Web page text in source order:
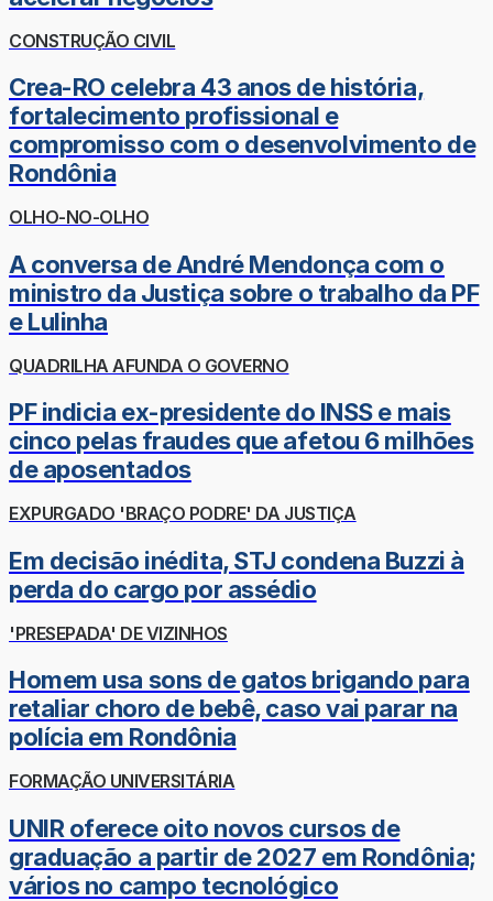
CONSTRUÇÃO CIVIL
Crea-RO celebra 43 anos de história,
fortalecimento profissional e
compromisso com o desenvolvimento de
Rondônia
OLHO-NO-OLHO
A conversa de André Mendonça com o
ministro da Justiça sobre o trabalho da PF
e Lulinha
QUADRILHA AFUNDA O GOVERNO
PF indicia ex-presidente do INSS e mais
cinco pelas fraudes que afetou 6 milhões
de aposentados
EXPURGADO 'BRAÇO PODRE' DA JUSTIÇA
Em decisão inédita, STJ condena Buzzi à
perda do cargo por assédio
'PRESEPADA' DE VIZINHOS
Homem usa sons de gatos brigando para
retaliar choro de bebê, caso vai parar na
polícia em Rondônia
FORMAÇÃO UNIVERSITÁRIA
UNIR oferece oito novos cursos de
graduação a partir de 2027 em Rondônia;
vários no campo tecnológico